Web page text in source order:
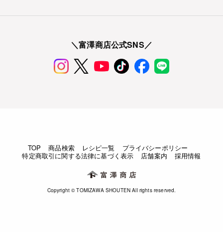
＼富澤商店公式SNS／
TOP 商品検索 レシピ一覧
プライバシーポリシー
特定商取引に関する法律に基づく表示
店舗案内 採用情報
Copyright © TOMIZAWA SHOUTEN All rights reserved.